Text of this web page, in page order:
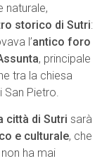
naturale,
storico di Sutri:
l’antico foro
, principale
tra la chiesa
San Pietro.
città di Sutri sarà
e culturale, che
ha mai